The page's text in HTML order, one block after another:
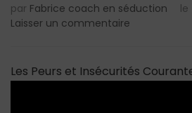
par Fabrice coach en séduction le
Laisser un commentaire
et
Insécurités
Les Peurs et Insécurités